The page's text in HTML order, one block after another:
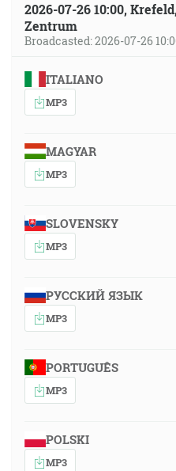
2026-07-26 10:00,
Zentrum
Broadcasted: 2026-07-26
ITALIANO
MP3
MAGYAR
MP3
SLOVENSKY
MP3
РУССКИЙ ЯЗЫК
MP3
PORTUGUÊS
MP3
POLSKI
MP3